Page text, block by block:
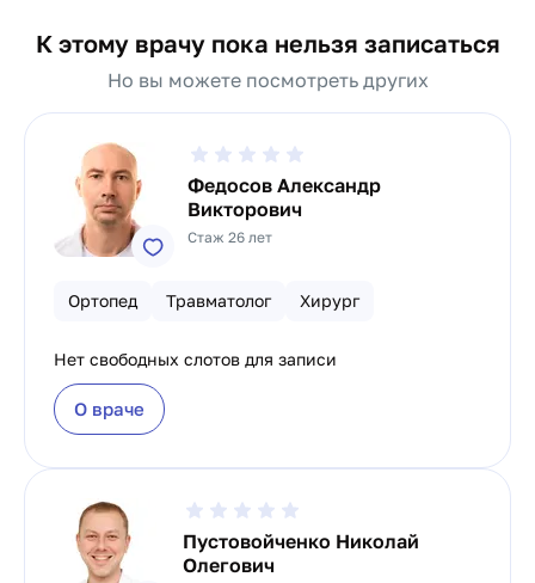
К этому врачу пока нельзя записаться
Но вы можете посмотреть других
Федосов Александр
Викторович
Стаж 26 лет
Ортопед Травматолог Хирург
Нет свободных слотов для записи
О враче
Пустовойченко Николай
Олегович